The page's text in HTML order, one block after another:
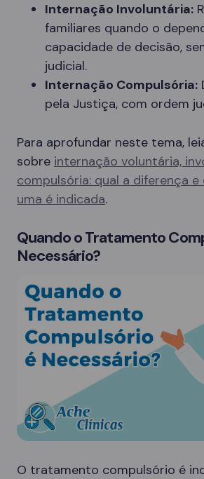
Internação Involuntária:
familiares quando o
capacidade de decisão,
judicial.
Internação Compulsória:
pela Justiça, com ordem
Para aprofundar neste tema,
sobre internação voluntária,
compulsória: qual a diferença e
uma é indicada.
Quando o Tratamento
Necessário?
O tratamento compulsório é